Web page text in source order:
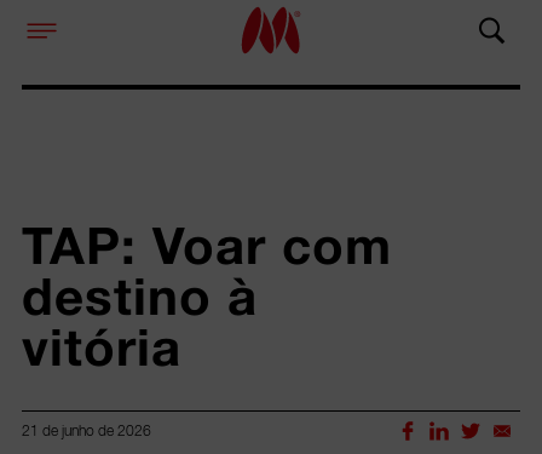
TAP: Voar com
destino à
vitória
21 de junho de 2026